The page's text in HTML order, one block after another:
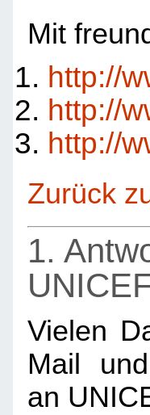
Mit
http://
http://
http://
Zurück
1.
Vielen
Mail
an